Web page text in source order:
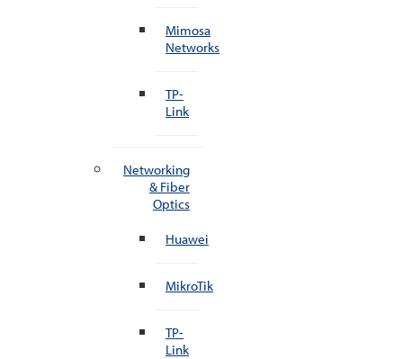
Mimosa
Networks
TP-
Link
Networking
& Fiber
Optics
Huawei
MikroTik
TP-
Link